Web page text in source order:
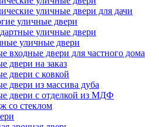
уличные двери для дачи
уличные двери
уличные двери
уличные двери
входные двери для частного дома
двери на заказ
двери с ковкой
двери из массива дуба
двери с отделкой из МДФ
со стеклом